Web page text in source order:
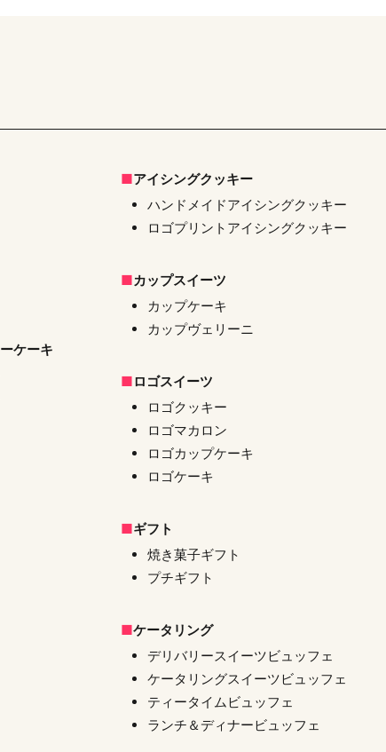
ケーキ
アイシングクッキー
ハンドメイドアイシングクッキー
ロゴプリントアイシングクッキー
カップスイーツ
カップケーキ
カップヴェリーニ
ロゴスイーツ
ロゴクッキー
ロゴマカロン
ロゴカップケーキ
ロゴケーキ
ギフト
焼き菓子ギフト
プチギフト
ケータリング
デリバリースイーツビュッフェ
ケータリングスイーツビュッフェ
ティータイムビュッフェ
ランチ＆ディナービュッフェ